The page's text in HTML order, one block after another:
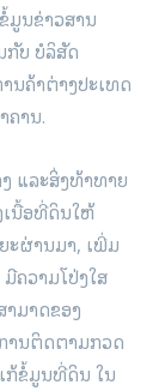
ມູນຂ່າວສານ
ກັບ ບໍລິສັດ
ນຄ້າຕ່າງປະເທດ
ຄານ.
ແລະສິ່ງທ້າທາຍ
ເນື້ອທີ່ດິນໃຫ້
ະຜ່ານມາ, ເພີ່ມ
ຄວາມໂປ່ງໃສ
ມາດຂອງ
ານຕິດຕາມກວດ
ກ້ຂໍ້ມູນທີ່ດິນ ໃນ